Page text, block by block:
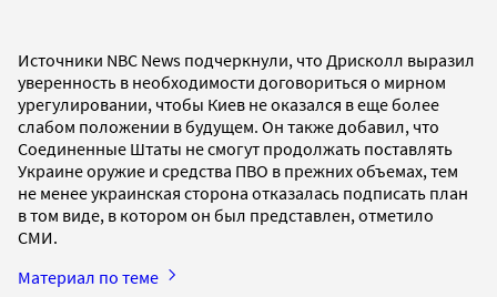
Источники NBC News подчеркнули, что Дрисколл выразил
уверенность в необходимости договориться о мирном
урегулировании, чтобы Киев не оказался в еще более
слабом положении в будущем. Он также добавил, что
Соединенные Штаты не смогут продолжать поставлять
Украине оружие и средства ПВО в прежних объемах, тем
не менее украинская сторона отказалась подписать план
в том виде, в котором он был представлен, отметило
СМИ.
Материал по теме